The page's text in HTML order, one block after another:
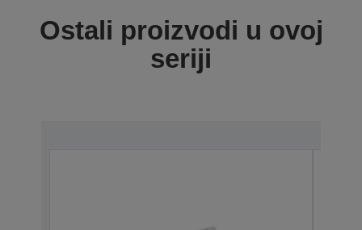
Ostali proizvodi u ovoj
seriji